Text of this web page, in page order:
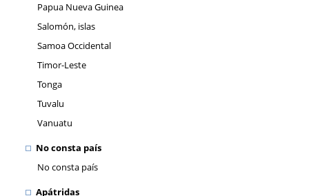
Papua Nueva Guinea
Salomón, islas
Samoa Occidental
Timor-Leste
Tonga
Tuvalu
Vanuatu
No consta país
No consta país
Apátridas